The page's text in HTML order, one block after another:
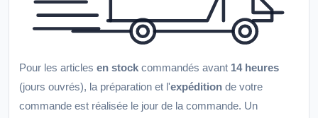
Pour les articles en stock commandés avant 14 heures
(jours ouvrés), la préparation et l'expédition de votre
commande est réalisée le jour de la commande. Un